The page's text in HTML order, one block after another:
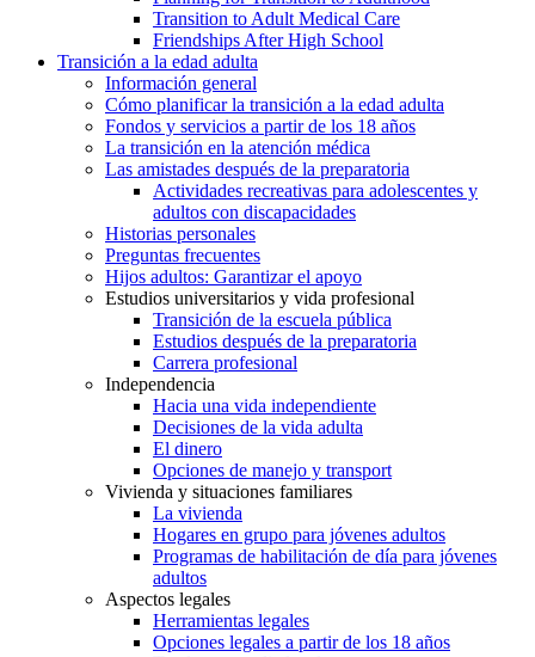
Transition to Adult Medical Care
Friendships After High School
Transición a la edad adulta
Información general
Cómo planificar la transición a la edad adulta
Fondos y servicios a partir de los 18 años
La transición en la atención médica
Las amistades después de la preparatoria
Actividades recreativas para adolescentes y
adultos con discapacidades
Historias personales
Preguntas frecuentes
Hijos adultos: Garantizar el apoyo
Estudios universitarios y vida profesional
Transición de la escuela pública
Estudios después de la preparatoria
Carrera profesional
Independencia
Hacia una vida independiente
Decisiones de la vida adulta
El dinero
Opciones de manejo y transport
Vivienda y situaciones familiares
La vivienda
Hogares en grupo para jóvenes adultos
Programas de habilitación de día para jóvenes
adultos
Aspectos legales
Herramientas legales
Opciones legales a partir de los 18 años